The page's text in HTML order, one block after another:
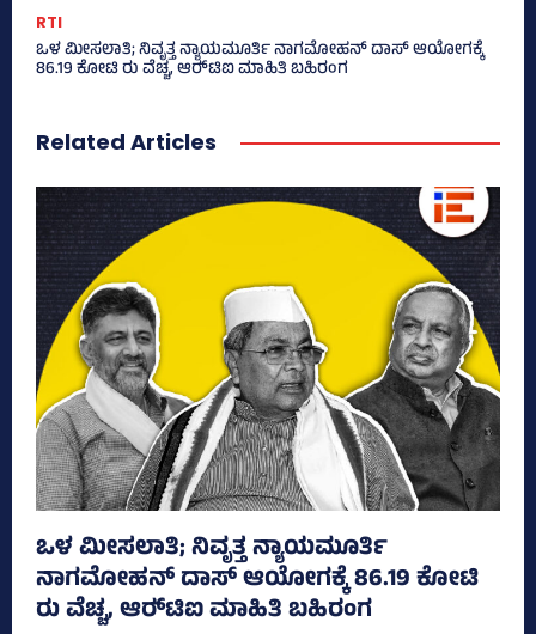
RTI
ಒಳ ಮೀಸಲಾತಿ; ನಿವೃತ್ತ ನ್ಯಾಯಮೂರ್ತಿ ನಾಗಮೋಹನ್ ದಾಸ್ ಆಯೋಗಕ್ಕೆ
86.19 ಕೋಟಿ ರು ವೆಚ್ಚ, ಆರ್‍‌ಟಿಐ ಮಾಹಿತಿ ಬಹಿರಂಗ
Related Articles
ಒಳ ಮೀಸಲಾತಿ; ನಿವೃತ್ತ ನ್ಯಾಯಮೂರ್ತಿ
ನಾಗಮೋಹನ್ ದಾಸ್ ಆಯೋಗಕ್ಕೆ 86.19 ಕೋಟಿ
ರು ವೆಚ್ಚ, ಆರ್‍‌ಟಿಐ ಮಾಹಿತಿ ಬಹಿರಂಗ